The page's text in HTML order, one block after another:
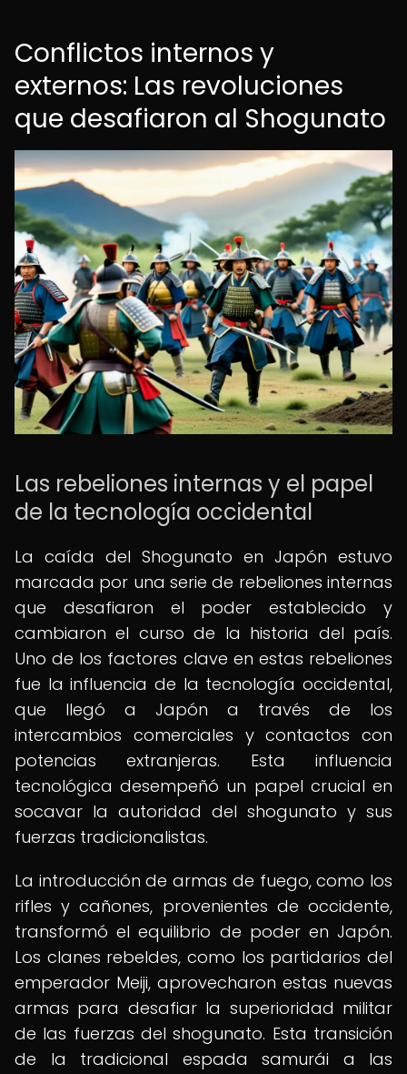
Conflictos internos y
externos: Las revoluciones
que desafiaron al Shogunato
Las rebeliones internas y el papel
de la tecnología occidental
La caída del Shogunato en Japón estuvo
marcada por una serie de rebeliones internas
que desafiaron el poder establecido y
cambiaron el curso de la historia del país.
Uno de los factores clave en estas rebeliones
fue la influencia de la tecnología occidental,
que llegó a Japón a través de los
intercambios comerciales y contactos con
potencias extranjeras. Esta influencia
tecnológica desempeñó un papel crucial en
socavar la autoridad del shogunato y sus
fuerzas tradicionalistas.
La introducción de armas de fuego, como los
rifles y cañones, provenientes de occidente,
transformó el equilibrio de poder en Japón.
Los clanes rebeldes, como los partidarios del
emperador Meiji, aprovecharon estas nuevas
armas para desafiar la superioridad militar
de las fuerzas del shogunato. Esta transición
de la tradicional espada samurái a las